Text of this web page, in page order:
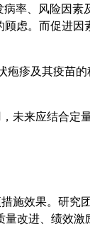
率、风险因素
虑。而促进
疹及其疫苗
来应结合定
施效果。研究
改进、绩效